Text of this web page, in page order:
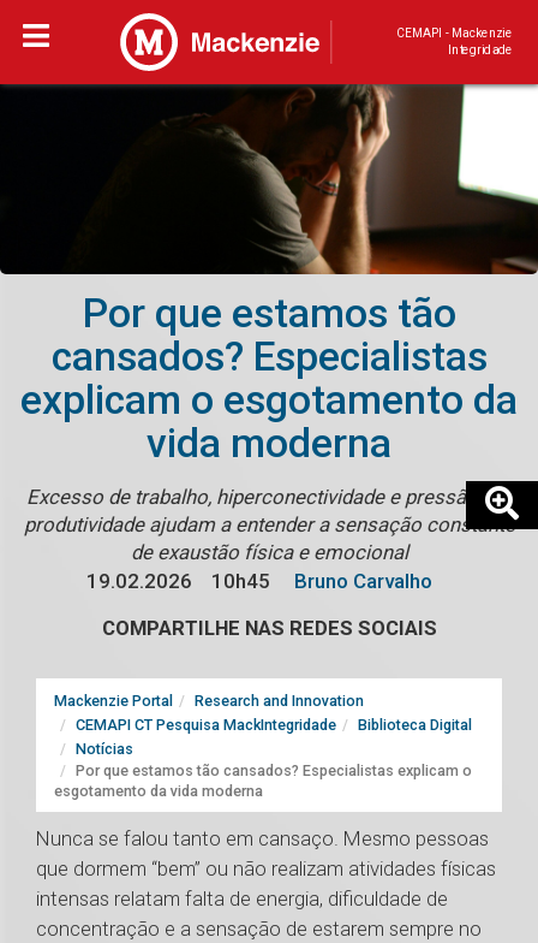
CEMAPI - Mackenzie
Integridade
Por que estamos tão
cansados? Especialistas
explicam o esgotamento da
vida moderna
Excesso de trabalho, hiperconectividade e pressão por
produtividade ajudam a entender a sensação constante
de exaustão física e emocional
19.02.2026
10h45
Bruno Carvalho
COMPARTILHE NAS REDES SOCIAIS
Mackenzie Portal
Research and Innovation
CEMAPI CT Pesquisa MackIntegridade
Biblioteca Digital
Notícias
Por que estamos tão cansados? Especialistas explicam o
esgotamento da vida moderna
Nunca se falou tanto em cansaço. Mesmo pessoas
que dormem “bem” ou não realizam atividades físicas
intensas relatam falta de energia, dificuldade de
concentração e a sensação de estarem sempre no